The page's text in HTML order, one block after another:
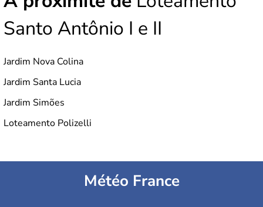
Santo Antônio I e II
Jardim Nova Colina
Jardim Santa Lucia
Jardim Simões
Loteamento Polizelli
Météo France